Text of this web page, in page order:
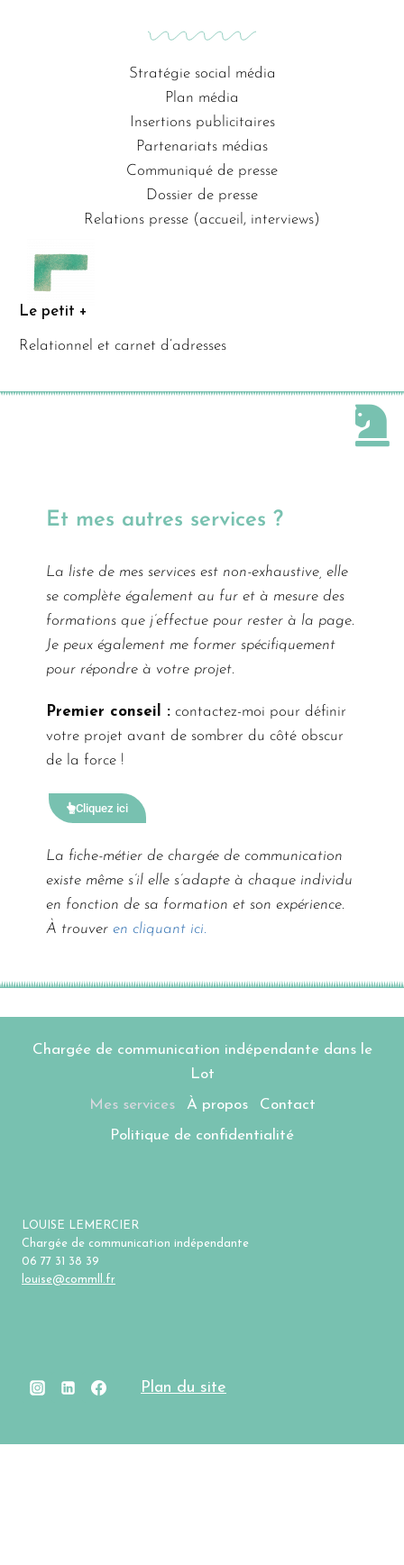
Stratégie social média
Plan média
Insertions publicitaires
Partenariats médias
Communiqué de presse
Dossier de presse
Relations presse (accueil, interviews)
Le petit +
Relationnel et carnet d’adresses
Et mes autres services ?
La liste de mes services est non-exhaustive, elle
se complète également au fur et à mesure des
formations que j’effectue pour rester à la page.
Je peux également me former spécifiquement
pour répondre à votre projet.
Premier conseil : contactez-moi pour définir
votre projet avant de sombrer du côté obscur
de la force !
Cliquez ici
La fiche-métier de chargée de communication
existe même s’il elle s’adapte à chaque individu
en fonction de sa formation et son expérience.
À trouver en cliquant ici.
Chargée de communication indépendante dans le
Lot
Mes services
À propos
Contact
Politique de confidentialité
LOUISE LEMERCIER
Chargée de communication indépendante
06 77 31 38 39
louise@commll.fr
Plan du site